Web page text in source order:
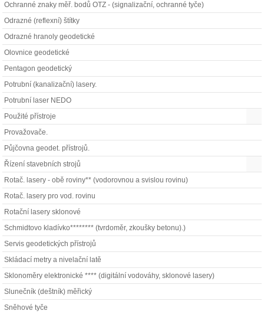
Ochranné znaky měř. bodů OTZ - (signalizační, ochranné tyče)
Odrazné (reflexní) štítky
Odrazné hranoly geodetické
Olovnice geodetické
Pentagon geodetický
Potrubní (kanalizační) lasery.
Potrubní laser NEDO
Použité přístroje
Provažovače.
Půjčovna geodet. přístrojů.
Řízení stavebních strojů
Rotač. lasery - obě roviny** (vodorovnou a svislou rovinu)
Rotač. lasery pro vod. rovinu
Rotační lasery sklonové
Schmidtovo kladívko******** (tvrdoměr, zkoušky betonu).)
Servis geodetických přístrojů
Skládací metry a nivelační latě
Sklonoměry elektronické **** (digitální vodováhy, sklonové lasery)
Slunečník (deštník) měřický
Sněhové tyče